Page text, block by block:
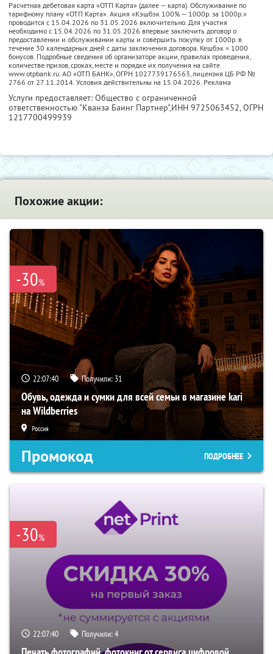
Расчетная дебетовая карта «ОТП Карта» (далее — карта). Обслуживание по
тарифному плану «ОТП Карта». Акция «Кэшбэк 100% — 1000р. за 1000р.»
проводится с 15.04.2026 по 31.05.2026 включительно. Для участия
необходимо с 15.04.2026 по 31.05.2026 впервые заключить договор о
предоставлении и обслуживании карты и совершить покупку от 1000р. в
течение 30 календарных дней с даты заключения договора. Кешбэк = 1000
бонусов. Подробные сведения об организаторе акции, правилах проведения,
количестве призов, сроках, месте и порядке их получения на сайте
www.otpbank.ru. АО «ОТП БАНК», ОГРН 1027739176563, лицензия ЦБ РФ №
2766 от 27.11.2014. Условия действительны на 15.04.2026. Реклама
Услуги предоставляет: Общество с ограниченной
ответственностью "Кванза Баинг Партнер",ИНН 9725063452, ОГРН
1217700499939
Похожие акции:
-30%
22:07:39 Получили: 31
Обувь, одежда и сумки для всей семьи в магазине kari
на Wildberries
Россия
Промокод ПОДРОБНЕЕ
-30%
22:07:39 Получили:4